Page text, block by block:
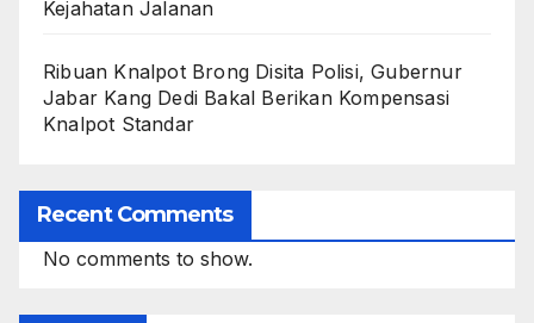
Kejahatan Jalanan
Ribuan Knalpot Brong Disita Polisi, Gubernur
Jabar Kang Dedi Bakal Berikan Kompensasi
Knalpot Standar
Recent Comments
No comments to show.